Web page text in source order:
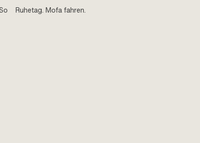
Ruhetag. Mofa fahren.